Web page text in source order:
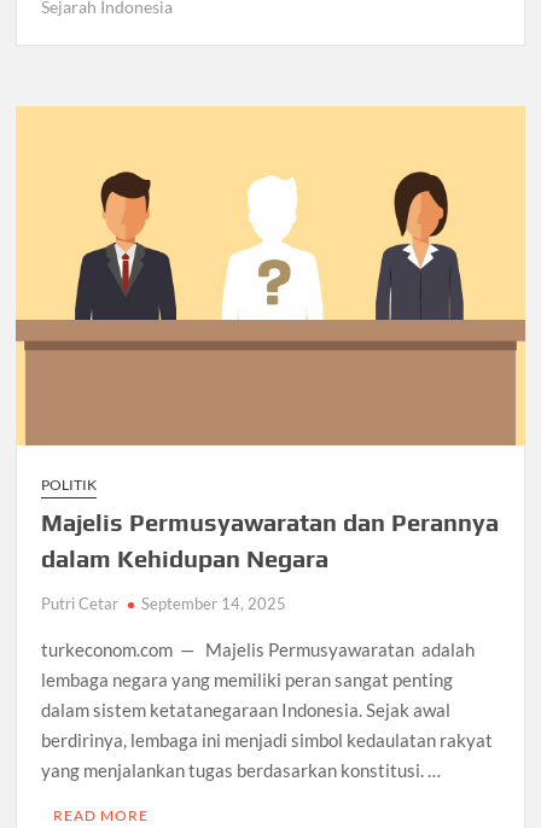
Sejarah Indonesia
POLITIK
Majelis Permusyawaratan dan Perannya
dalam Kehidupan Negara
Putri Cetar September 14, 2025
turkeconom.com — Majelis Permusyawaratan adalah
lembaga negara yang memiliki peran sangat penting
dalam sistem ketatanegaraan Indonesia. Sejak awal
berdirinya, lembaga ini menjadi simbol kedaulatan rakyat
yang menjalankan tugas berdasarkan konstitusi. …
READ MORE